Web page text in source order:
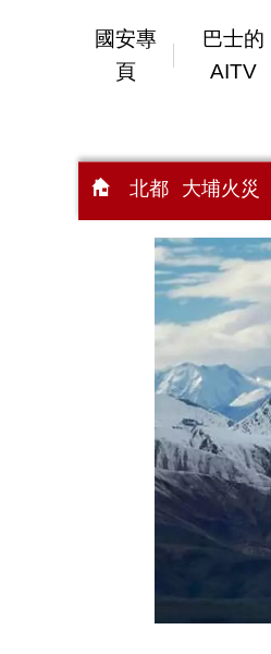
國安專
頁
巴士的
AITV
北都 大埔火災